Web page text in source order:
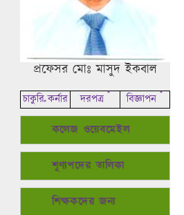
প্রফেসর মোঃ মাসুদ ইকবাল
চাকুরি কর্নার
* দরপত্র * বিজ্ঞাপন *
কলেজ ওয়েবমেইল
শূণ্যপদের তালিকা
শিক্ষকদের জন্য